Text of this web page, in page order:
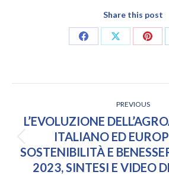
Share this post
Share
Share
Share
NAVIGATION
PREVIOUS
post:
L’EVOLUZIONE
ITALIANO ED
SOSTENIBILITÀ E
2023, SINTESI E VIDEO